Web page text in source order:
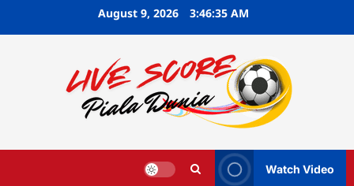
August 9, 2026 3:46:36 AM
Watch Video